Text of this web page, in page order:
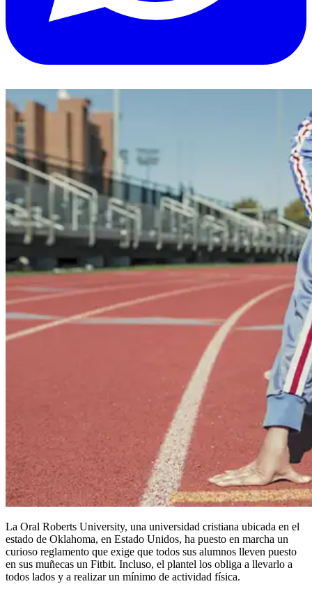
La Oral Roberts University, una universidad cristiana ubicada en el
estado de Oklahoma, en Estado Unidos, ha puesto en marcha un
curioso reglamento que exige que todos sus alumnos lleven puesto
en sus muñecas un Fitbit. Incluso, el plantel los obliga a llevarlo a
todos lados y a realizar un mínimo de actividad física.